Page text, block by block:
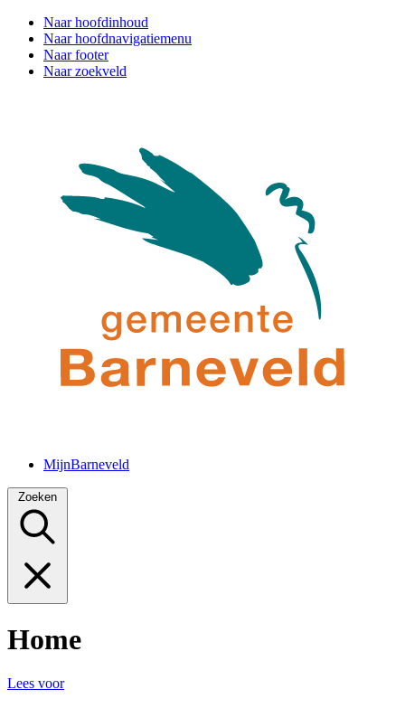
Naar hoofdinhoud
Naar hoofdnavigatiemenu
Naar footer
Naar zoekveld
MijnBarneveld
Zoeken
Home
Lees voor